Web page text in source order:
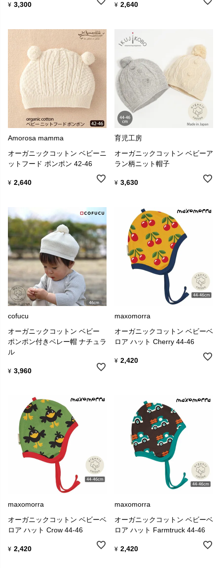
¥ 3,300 ¥ 2,640
Amorosa mamma
オーガニックコットン ベビーニ
ットフード ポンポン 42-46
¥ 2,640
育児工房
オーガニックコットン ベビーア
ラン柄ニット帽子
¥ 3,630
cofucu
オーガニックコットン ベビー
ポンポン付きベレー帽 ナチュラ
ル
¥ 3,960
maxomorra
オーガニックコットン ベビーベ
ロア ハット Cherry 44-46
¥ 2,420
maxomorra
オーガニックコットン ベビーベ
ロア ハット Crow 44-46
¥ 2,420
maxomorra
オーガニックコットン ベビーベ
ロア ハット Farmtruck 44-46
¥ 2,420